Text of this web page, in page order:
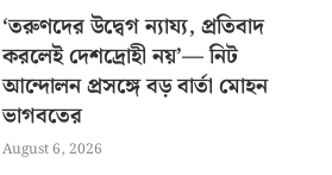
‘তরুণদের উদ্বেগ ন্যায্য, প্রতিবাদ
করলেই দেশদ্রোহী নয়’— নিট
আন্দোলন প্রসঙ্গে বড় বার্তা মোহন
ভাগবতের
August 6, 2026